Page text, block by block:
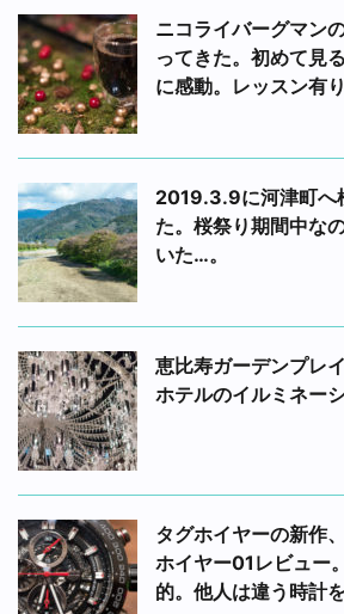
ニコライバーグマン
ってきた。初めて見
に感動。レッスン有り
2019.3.9に河津町へ
た。桜祭り期間中な
いた…。
恵比寿ガーデンプレ
ホテルのイルミネー
タグホイヤーの新作
ホイヤー01レビュー
的。他人は違う時計を